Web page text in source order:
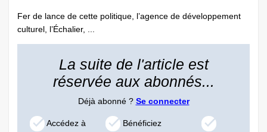
Fer de lance de cette politique, l’agence de développement
culturel, l’Échalier, ...
La suite de l'article est
réservée aux abonnés...
Déjà abonné ? Se connecter
Accédez à
Bénéficiez